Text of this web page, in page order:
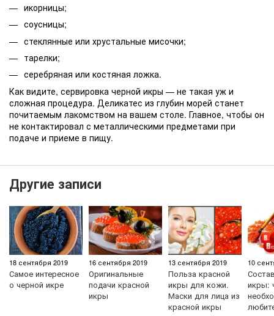
икорницы;
соусницы;
стеклянные или хрустальные мисочки;
тарелки;
серебряная или костяная ложка.
Как видите, сервировка черной икры — не такая уж и
сложная процедура. Деликатес из глубин морей станет
почитаемым лакомством на вашем столе. Главное, чтобы он
не контактировал с металлическими предметами при
подаче и приеме в пищу.
Другие записи
18 сентября 2019
Самое интересное
о черной икре
16 сентября 2019
Оригинальные
подачи красной
икры
13 сентября 2019
Польза красной
икры для кожи.
Маски для лица из
красной икры
10
икры: